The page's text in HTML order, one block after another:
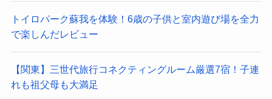
トイロパーク蘇我を体験！6歳の子供と室内遊び場を全力
で楽しんだレビュー
【関東】三世代旅行コネクティングルーム厳選7宿！子連
れも祖父母も大満足